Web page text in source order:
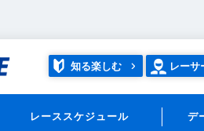
知る楽しむ レーサ
レーススケジュール デ